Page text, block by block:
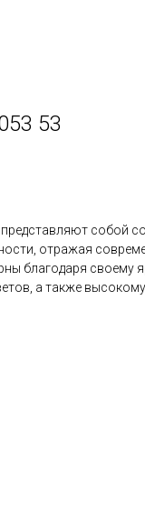
53
собой
отражая
благодаря своему
а также